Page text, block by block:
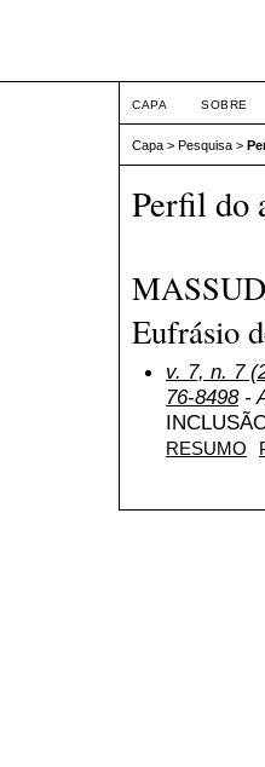
CAPA SOBRE
Capa > Pesquisa >
Perfil do
Eufrásio
v. 7, n. 7
76-8498-
RESUMO